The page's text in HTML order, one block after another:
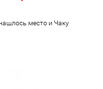
место и Чаку